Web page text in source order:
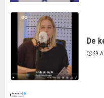
De
29